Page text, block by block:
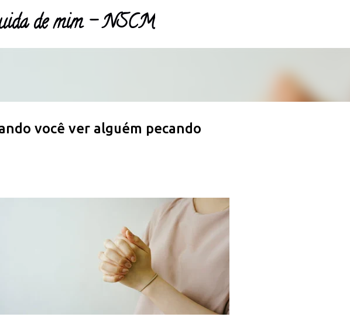
de mim - NSCM
você ver alguém pecando